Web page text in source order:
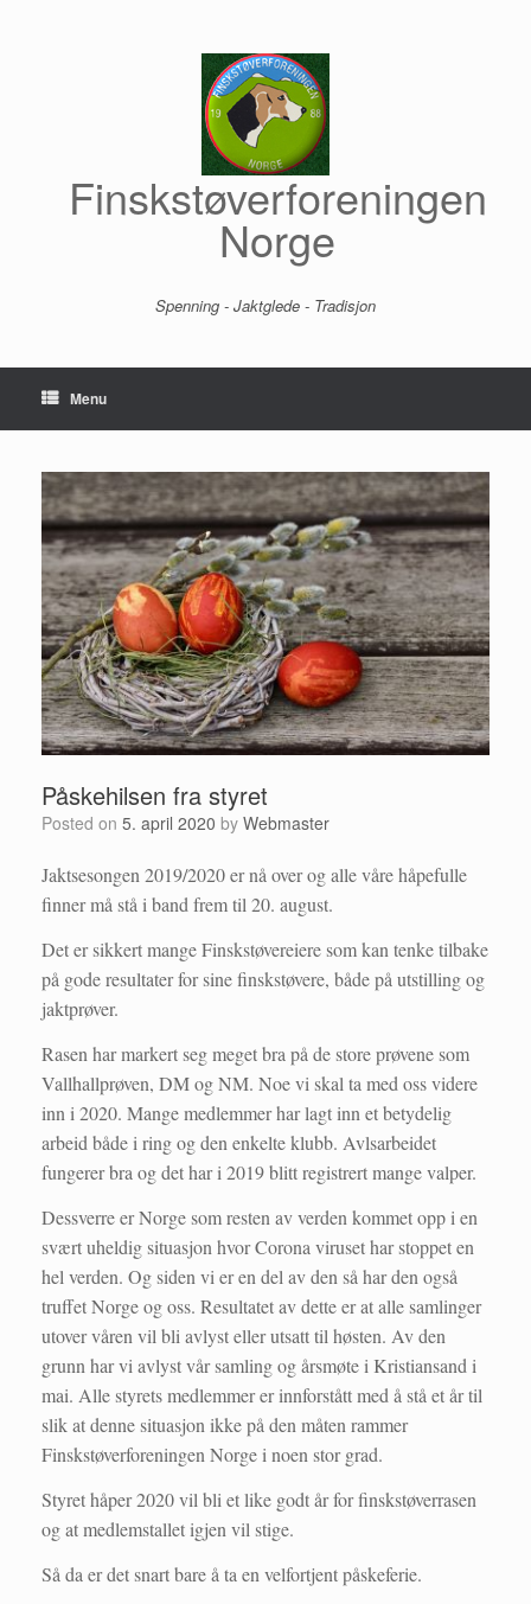
Finskstøverforeningen
Norge
Spenning - Jaktglede - Tradisjon
Menu
Påskehilsen fra styret
Posted on 5. april 2020 by Webmaster
Jaktsesongen 2019/2020 er nå over og alle våre håpefulle
finner må stå i band frem til 20. august.
Det er sikkert mange Finskstøvereiere som kan tenke tilbake
på gode resultater for sine finskstøvere, både på utstilling og
jaktprøver.
Rasen har markert seg meget bra på de store prøvene som
Vallhallprøven, DM og NM. Noe vi skal ta med oss videre
inn i 2020. Mange medlemmer har lagt inn et betydelig
arbeid både i ring og den enkelte klubb. Avlsarbeidet
fungerer bra og det har i 2019 blitt registrert mange valper.
Dessverre er Norge som resten av verden kommet opp i en
svært uheldig situasjon hvor Corona viruset har stoppet en
hel verden. Og siden vi er en del av den så har den også
truffet Norge og oss. Resultatet av dette er at alle samlinger
utover våren vil bli avlyst eller utsatt til høsten. Av den
grunn har vi avlyst vår samling og årsmøte i Kristiansand i
mai. Alle styrets medlemmer er innforstått med å stå et år til
slik at denne situasjon ikke på den måten rammer
Finskstøverforeningen Norge i noen stor grad.
Styret håper 2020 vil bli et like godt år for finskstøverrasen
og at medlemstallet igjen vil stige.
Så da er det snart bare å ta en velfortjent påskeferie.